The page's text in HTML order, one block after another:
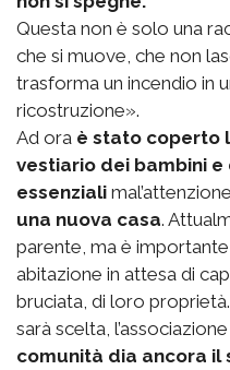
Questa non è solo una
che si muove, che non
trasforma un incendio in
ricostruzione».
Ad ora è stato coperto
vestiario dei bambini
essenziali
una nuova casa.
parente, ma è
abitazione in attesa di
bruciata, di loro
sarà scelta,
comunità dia ancora